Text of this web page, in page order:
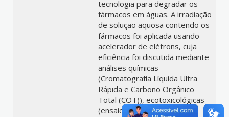
tecnologia para degradar os
fármacos em águas. A irradiação
de solução aquosa contendo os
fármacos foi aplicada usando
acelerador de elétrons, cuja
eficiência foi discutida mediante
análises químicas
(Cromatografia Líquida Ultra
Rápida e Carbono Orgânico
Total (COT)), ecotoxicológicas
(ensaios de toxicidade com